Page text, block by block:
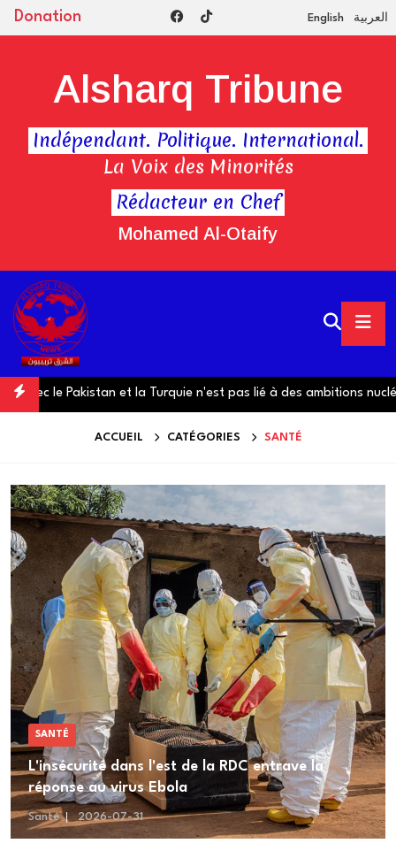
Donation English العربية
Rédacteur en Chef
Mohamed Al-Otaify
Alsharq Tribune
Indépendant. Politique. International.
La Voix des Minorités
le Pakistan et la Turquie n'est pas lié à des ambitions nucléaires
ACCUEIL CATÉGORIES SANTÉ
SANTÉ
L'insécurité dans l'est de la RDC entrave la
réponse au virus Ebola
Santé 2026-07-31